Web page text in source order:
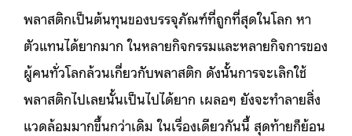
พลาสติกเป็นต้นทุนของบรรจุภัณฑ์ที่ถูกที่สุดในโลก หา
ตัวแทนได้ยากมาก ในหลายกิจกรรมและหลายกิจการของ
ผู้คนทั่วโลกล้วนเกี่ยวกับพลาสติก ดังนั้นการจะเลิกใช้
พลาสติกไปเลยนั้นเป็นไปได้ยาก เผลอๆ ยังจะทำลายสิ่ง
แวดล้อมมากขึ้นกว่าเดิม ในเรื่องเดียวกันนี้ สุดท้ายก็ย้อน